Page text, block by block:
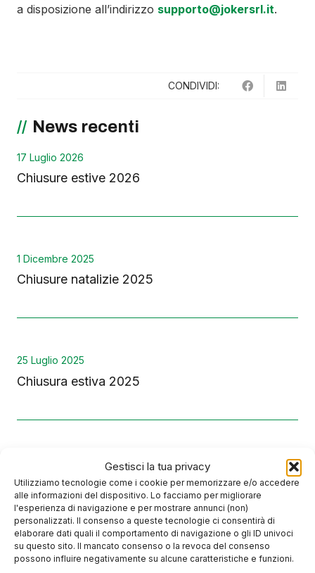
Gestisci la tua privacy
Utilizziamo tecnologie come i cookie per memorizzare e/o accedere
alle informazioni del dispositivo. Lo facciamo per migliorare
l'esperienza di navigazione e per mostrare annunci (non)
personalizzati. Il consenso a queste tecnologie ci consentirà di
elaborare dati quali il comportamento di navigazione o gli ID univoci
su questo sito. Il mancato consenso o la revoca del consenso
possono influire negativamente su alcune caratteristiche e funzioni.
a disposizione all’indirizzo supporto@jokersrl.it.
CONDIVIDI:
News recenti
17 Luglio 2026
Chiusure estive 2026
1 Dicembre 2025
Chiusure natalizie 2025
25 Luglio 2025
Chiusura estiva 2025
Chiedici di più sui nostri servizi